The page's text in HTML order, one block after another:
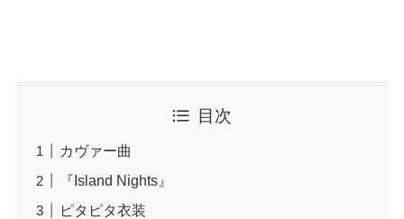
目次
カヴァー曲
『Island Nights』
ピタピタ衣装